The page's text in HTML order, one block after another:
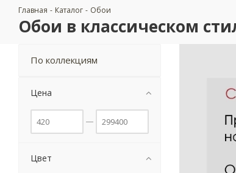
Главная - Каталог - Обои
Обои в классическом
По коллекциям
Цена
Цвет